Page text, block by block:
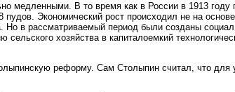
медленными. В то время как в России в 1913 году
Экономический рост происходил не на
Но в рассматриваемый период были созданы
хозяйства в капиталоемкий
реформу. Сам Столыпин считал, что для